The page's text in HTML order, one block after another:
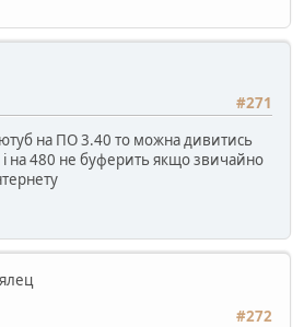
#271
на ПО 3.40 то можна дивитись
і на 480 не буферить якщо звичайно
#272